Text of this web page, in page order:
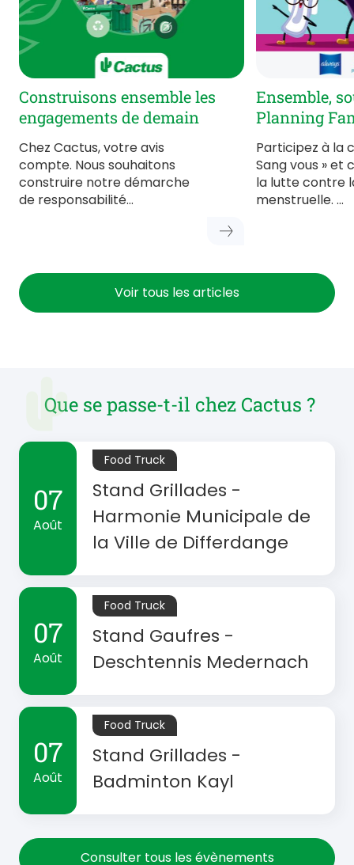
Construisons ensemble les
engagements de demain
Chez Cactus, votre avis
compte. Nous souhaitons
construire notre démarche
de responsabilité…
Ensemble,
Planning
Participez à la
Sang vous » et
la lutte contre
menstruelle. …
Voir tous les articles
Que se passe-t-il chez Cactus ?
07
Août
Food Truck
Stand Grillades -
Harmonie Municipale de
la Ville de Differdange
07
Août
Food Truck
Stand Gaufres -
Deschtennis Medernach
07
Août
Food Truck
Stand Grillades -
Badminton Kayl
Consulter tous les évènements